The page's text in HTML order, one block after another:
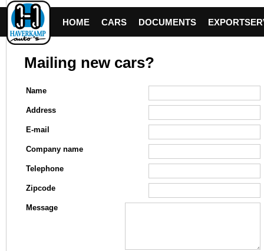
HOME CARS DOCUMENTS
Mailing new cars?
Name
Address
E-mail
Company name
Telephone
Zipcode
Message